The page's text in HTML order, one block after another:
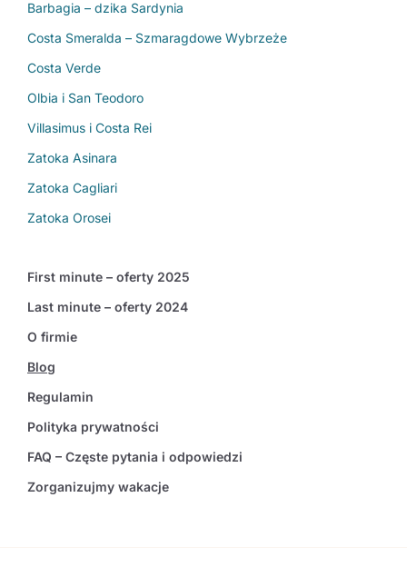
Barbagia – dzika Sardynia
Costa Smeralda – Szmaragdowe Wybrzeże
Costa Verde
Olbia i San Teodoro
Villasimus i Costa Rei
Zatoka Asinara
Zatoka Cagliari
Zatoka Orosei
First minute – oferty 2025
Last minute – oferty 2024
O firmie
Blog
Regulamin
Polityka prywatności
FAQ – Częste pytania i odpowiedzi
Zorganizujmy wakacje